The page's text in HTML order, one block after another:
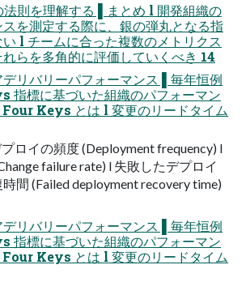
則を理解する ▌まとめ l 開発組織の
を測定する際に、銀の弾丸となる指
l チームに合った複数のメトリクス
らを多⾓的に評価していくべき 14
デリバリーパフォーマンス ▌毎年恒例
指標に基づいた組織のパフォーマン
Keys とは l 変更のリードタイム
ロイの頻度 (Deployment frequency) l
failure rate) l 失敗したデプロイ
間 (Failed deployment recovery time)
デリバリーパフォーマンス ▌毎年恒例
指標に基づいた組織のパフォーマン
Keys とは l 変更のリードタイム